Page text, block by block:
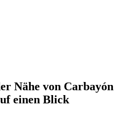
Nähe von Carbayón
einen Blick